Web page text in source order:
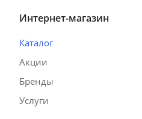
Интернет-магазин
Каталог
Акции
Бренды
Услуги